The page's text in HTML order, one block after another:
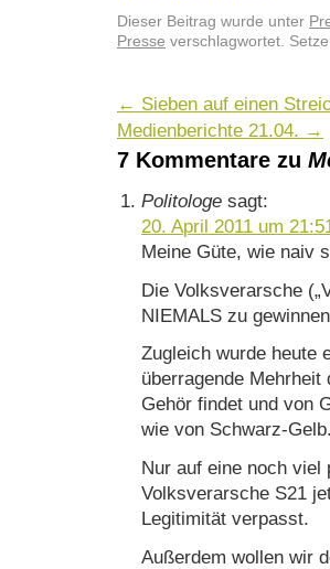
Dieser Beitrag wurde unter
Presse verschlagwortet.
← Sieben auf einen
Medienberichte 21.04. →
7 Kommentare zu
Politologe sagt:
20. April 2011 um
Meine Güte, wie naiv
Die Volksverarsche
NIEMALS zu
Zugleich wurde heute
überragende
Gehör findet und von
wie von Schwarz-
Nur auf eine noch viel
Volksverarsche S21
Legitimität verpasst.
Außerdem wollen wir